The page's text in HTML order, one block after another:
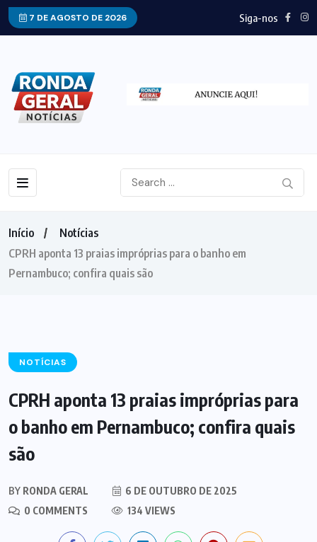
7 DE AGOSTO DE 2026 Siga-nos
Início
Notícias
CPRH aponta 13 praias impróprias para o banho em
Pernambuco; confira quais são
NOTÍCIAS
CPRH aponta 13 praias impróprias para
o banho em Pernambuco; confira quais
são
BY RONDA GERAL
6 DE OUTUBRO DE 2025
0 COMMENTS
134 VIEWS